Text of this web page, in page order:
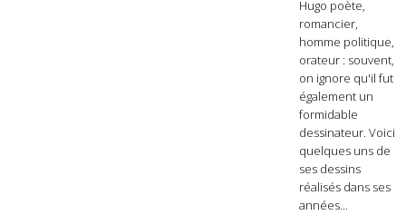
Hugo poète,
romancier,
homme politique,
orateur : souvent,
on ignore qu'il fut
également un
formidable
dessinateur. Voici
quelques uns de
ses dessins
réalisés dans ses
années...